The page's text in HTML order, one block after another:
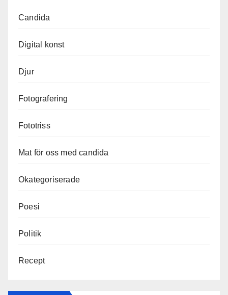
Candida
Digital konst
Djur
Fotografering
Fototriss
Mat för oss med candida
Okategoriserade
Poesi
Politik
Recept